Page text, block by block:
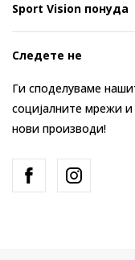
Sport Vision понуда
Следете не
Ги споделуваме
социјалните мрежи
нови производи!